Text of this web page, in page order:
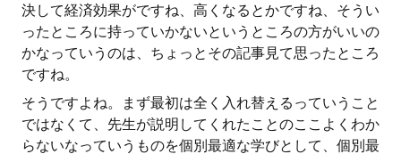
決して経済効果がですね、高くなるとかですね、そうい
ったところに持っていかないというところの方がいいの
かなっていうのは、ちょっとその記事見て思ったところ
ですね。
そうですよね。まず最初は全く入れ替えるっていうこと
ではなくて、先生が説明してくれたことのここよくわか
らないなっていうものを個別最適な学びとして、個別最